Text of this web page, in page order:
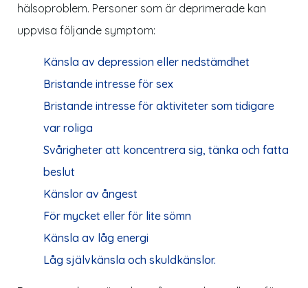
hälsoproblem. Personer som är deprimerade kan
uppvisa följande symptom:
Känsla av depression eller nedstämdhet
Bristande intresse för sex
Bristande intresse för aktiviteter som tidigare
var roliga
Svårigheter att koncentrera sig, tänka och fatta
beslut
Känslor av ångest
För mycket eller för lite sömn
Känsla av låg energi
Låg självkänsla och skuldkänslor.